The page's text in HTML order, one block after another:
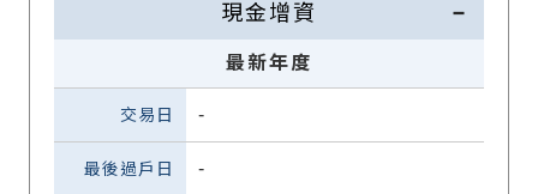
現金增資
最新年度
-
-